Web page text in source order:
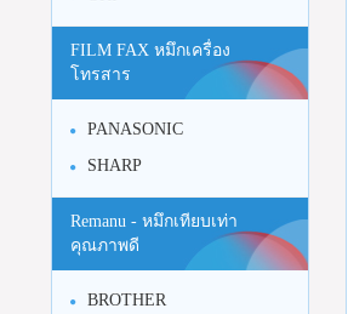
FILM FAX หมึกเครื่อง
โทรสาร
PANASONIC
SHARP
Remanu - หมึกเทียบเท่า
คุณภาพดี
BROTHER